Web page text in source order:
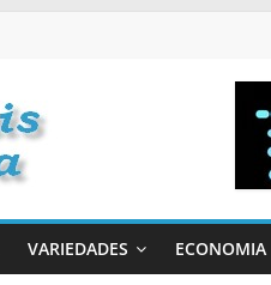
VARIEDADES ECONOMIA